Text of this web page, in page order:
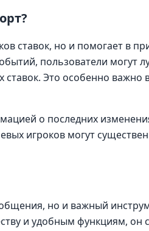
ставок, но и помогает в
пользователи могут
Это особенно важно
о последних
игроков могут
но и важный
и удобным функциям, он